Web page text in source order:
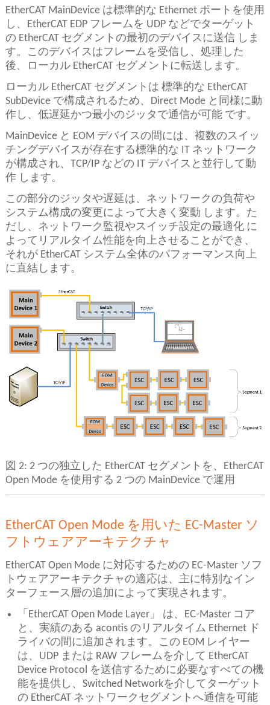
EtherCAT MainDevice は標準的な Ethernet ポートを使用
し、EtherCAT EDP フレームを UDP などでターゲット
の EtherCAT セグメントの最初のデバイスに送信 しま
す。このデバイスはフレームを受信し、処理した
後、ローカル EtherCAT セグメントに転送します。
ローカル EtherCAT セグメントは 標準的な EtherCAT
SubDevice で構成されるため、Direct Mode と同様に動
作し、低遅延かつ最小のジッタで通信が可能 です。
MainDevice と EOM デバイスの間には、複数のスイッ
チングデバイスが存在する標準的な IT ネットワーク
が構成され、TCP/IP などの IT デバイスと並行して動
作 します。
この部分のジッタや遅延は、ネットワークの負荷や
システム構成の変更によって大きく変動 します。た
だし、ネットワーク監視やスイッチ設定の最適化 に
よってリアルタイム性能を向上させることができ、
それが EtherCAT システム全体のパフォーマンス向上
に直結します。
図 2: 2 つの独立した EtherCAT セグメントを、EtherCAT
Open Mode を使用する 2 つの MainDevice で運用
EtherCAT Open Mode を用いた EC-Master ソ
フトウェアアーキテクチャ
EtherCAT Open Mode に対応するための EC-Master ソフ
トウェアアーキテクチャの適応は、主に特別なイン
ターフェース層の追加によって実現されます。
「EtherCAT Open Mode Layer」 は、EC-Master コア
と、実績のある acontis のリアルタイム Ethernet ド
ライバの間に追加されます。この EOM レイヤー
は、UDP または RAW フレームを介して EtherCAT
Device Protocol を送信するために必要なすべての機
能を提供し、Switched Networkを介してターゲット
の EtherCAT ネットワークセグメントへ通信を可能